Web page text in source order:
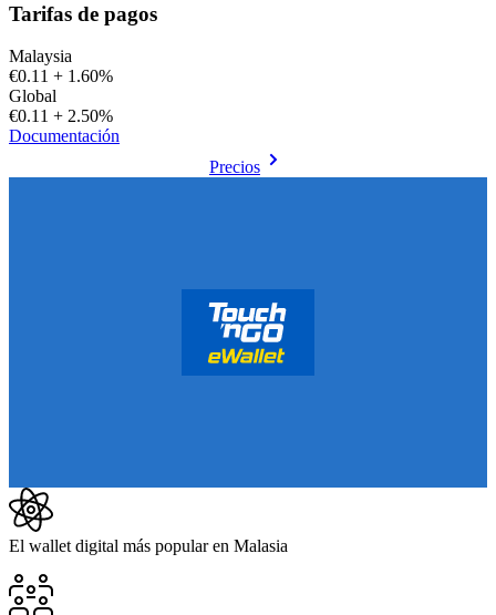
Tarifas de pagos
Malaysia
€0.11 + 1.60%
Global
€0.11 + 2.50%
Documentación
Precios
El wallet digital más popular en Malasia